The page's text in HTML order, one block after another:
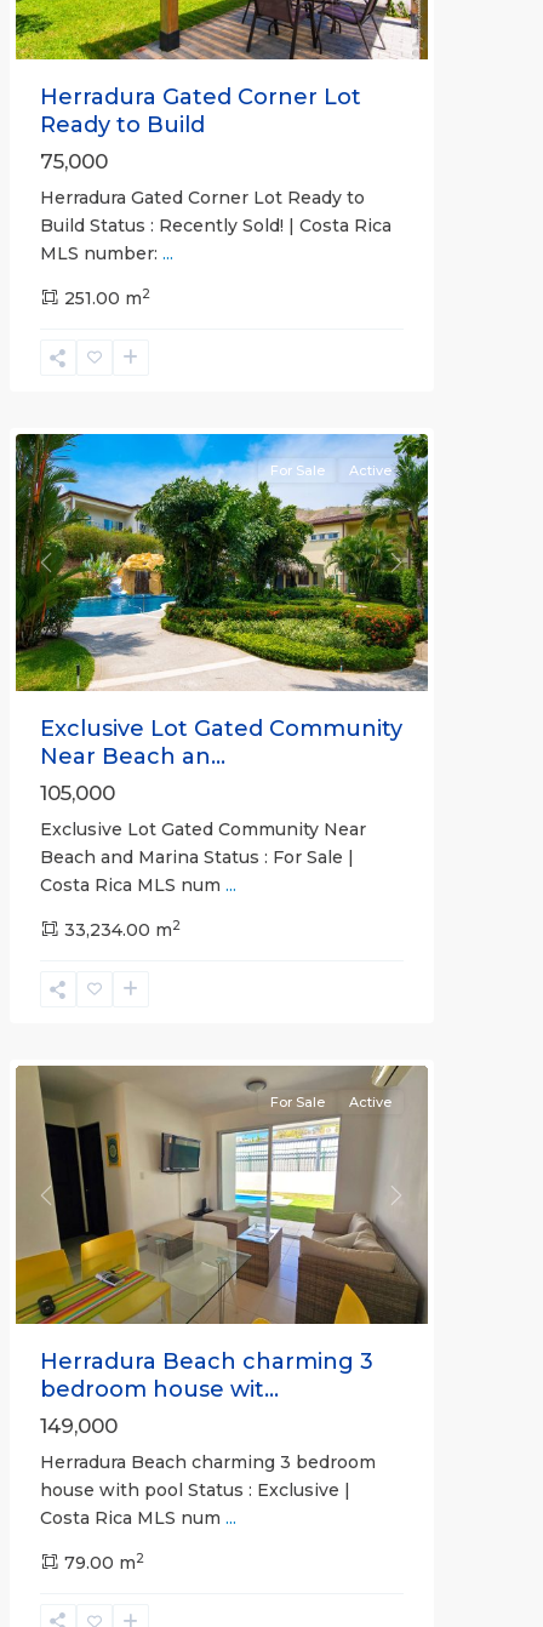
Herradura Gated Corner Lot
Ready to Build
75,000
Herradura Gated Corner Lot Ready to
Build Status : Recently Sold! | Costa Rica
MLS number: ...
251.00 m2
Previous Next
For Sale Active
Exclusive Lot Gated Community
Near Beach an...
105,000
Exclusive Lot Gated Community Near
Beach and Marina Status : For Sale |
Costa Rica MLS num ...
33,234.00 m2
Previous Next
For Sale Active
Herradura Beach charming 3
bedroom house wit...
149,000
Herradura Beach charming 3 bedroom
house with pool Status : Exclusive |
Costa Rica MLS num ...
79.00 m2